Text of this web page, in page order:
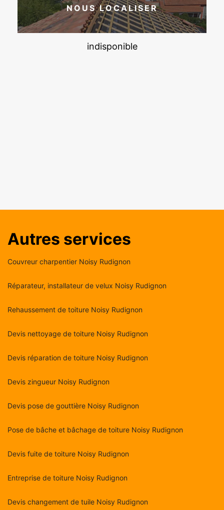
NOUS LOCALISER
indisponible
Autres services
Couvreur charpentier Noisy Rudignon
Réparateur, installateur de velux Noisy Rudignon
Rehaussement de toiture Noisy Rudignon
Devis nettoyage de toiture Noisy Rudignon
Devis réparation de toiture Noisy Rudignon
Devis zingueur Noisy Rudignon
Devis pose de gouttière Noisy Rudignon
Pose de bâche et bâchage de toiture Noisy Rudignon
Devis fuite de toiture Noisy Rudignon
Entreprise de toiture Noisy Rudignon
Devis changement de tuile Noisy Rudignon